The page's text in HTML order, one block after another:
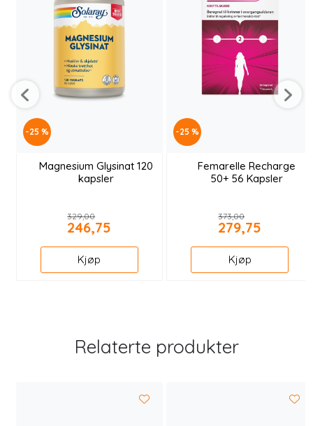
-25 %
Magnesium Glysinat 120
kapsler
329,00
246,75
Kjøp
-25 %
Femarelle Recharge
50+ 56 Kapsler
373,00
279,75
Kjøp
Relaterte produkter